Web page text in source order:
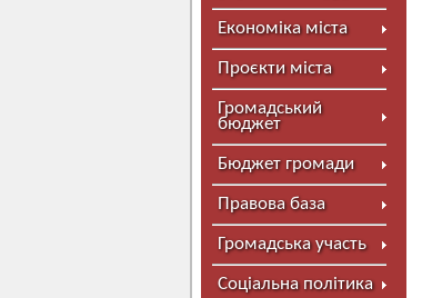
Економіка міста
Проєкти міста
Громадський
бюджет
Бюджет громади
Правова база
Громадська участь
Соціальна політика